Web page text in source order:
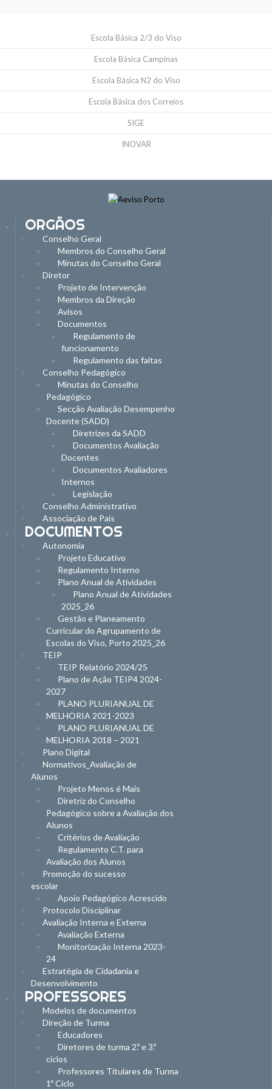
Escola Básica 2/3 do Viso
Escola Básica Campinas
Escola Básica N2 do Viso
Escola Básica dos Correios
SIGE
INOVAR
ORGÃOS
Conselho Geral
Membros do Conselho Geral
Minutas do Conselho Geral
Diretor
Projeto de Intervenção
Membros da Direção
Avisos
Documentos
Regulamento de
funcionamento
Regulamento das faltas
Conselho Pedagógico
Minutas do Conselho
Pedagógico
Secção Avaliação Desempenho
Docente (SADD)
Diretrizes da SADD
Documentos Avaliação
Docentes
Documentos Avaliadores
Internos
Legislação
Conselho Administrativo
Associação de Pais
DOCUMENTOS
Autonomia
Projeto Educativo
Regulamento Interno
Plano Anual de Atividades
Plano Anual de Atividades
2025_26
Gestão e Planeamento
Curricular do Agrupamento de
Escolas do Viso, Porto 2025_26
TEIP
TEIP Relatório 2024/25
Plano de Ação TEIP4 2024-
2027
PLANO PLURIANUAL DE
MELHORIA 2021-2023
PLANO PLURIANUAL DE
MELHORIA 2018 – 2021
Plano Digital
Normativos_Avaliação de
Alunos
Projeto Menos é Mais
Diretriz do Conselho
Pedagógico sobre a Avaliação dos
Alunos
Critérios de Avaliação
Regulamento C.T. para
Avaliação dos Alunos
Promoção do sucesso
escolar
Apoio Pedagógico Acrescido
Protocolo Disciplinar
Avaliação Interna e Externa
Avaliação Externa
Monitorização Interna 2023-
24
Estratégia de Cidadania e
Desenvolvimento
PROFESSORES
Modelos de documentos
Direção de Turma
Educadores
Diretores de turma 2.º e 3.º
ciclos
Professores Titulares de Turma
1º Ciclo